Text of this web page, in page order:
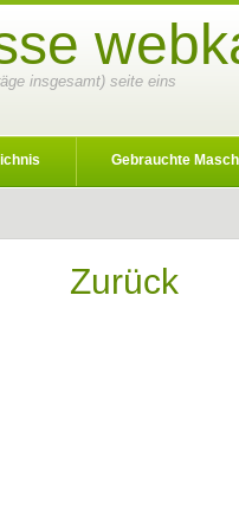
insgesamt) seite eins
Gebrauchte
Zurück